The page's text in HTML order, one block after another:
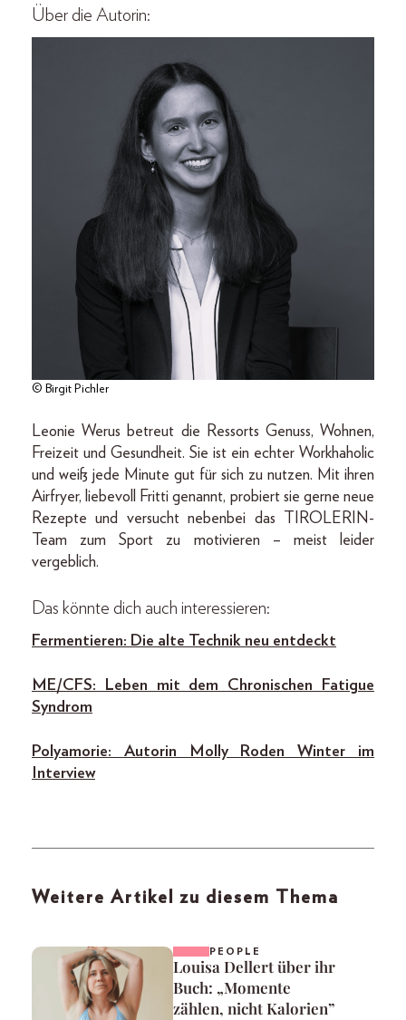
Über die Autorin:
© Birgit Pichler
Leonie Werus betreut die Ressorts Genuss, Wohnen,
Freizeit und Gesundheit. Sie ist ein echter Workhaholic
und weiß jede Minute gut für sich zu nutzen. Mit ihren
Airfryer, liebevoll Fritti genannt, probiert sie gerne neue
Rezepte und versucht nebenbei das TIROLERIN-
Team zum Sport zu motivieren – meist leider
vergeblich.
Das könnte dich auch interessieren:
Fermentieren: Die alte Technik neu entdeckt
ME/CFS: Leben mit dem Chronischen Fatigue
Syndrom
Polyamorie: Autorin Molly Roden Winter im
Interview
Weitere Artikel zu diesem Thema
PEOPLE
Louisa Dellert über ihr
Buch: „Momente
zählen, nicht Kalorien”